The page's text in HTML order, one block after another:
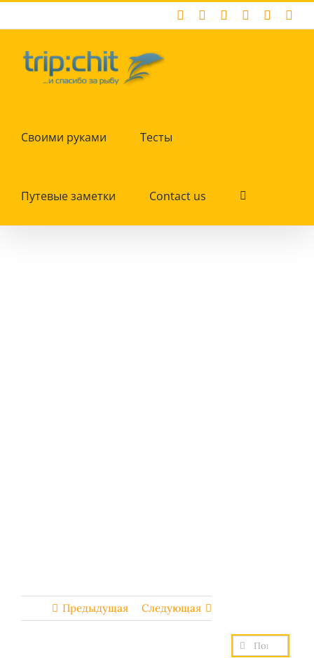
Skip
Facebook InstagramPinterest
Своими руками Тесты
Путевые заметки Contact us
Предыдущая Следующая
Результат